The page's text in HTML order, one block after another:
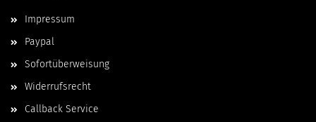
Impressum
Paypal
Sofortüberweisung
Widerrufsrecht
Callback Service